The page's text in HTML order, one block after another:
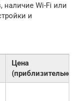
наличие Wi-Fi или
и
Цена
(приблизительно)